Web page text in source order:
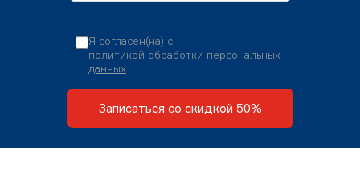
Я согласен(на) с
политикой обработки персональных
данных
Записаться со скидкой 50%